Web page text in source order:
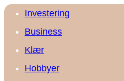
Investering
Business
Klær
Hobbyer